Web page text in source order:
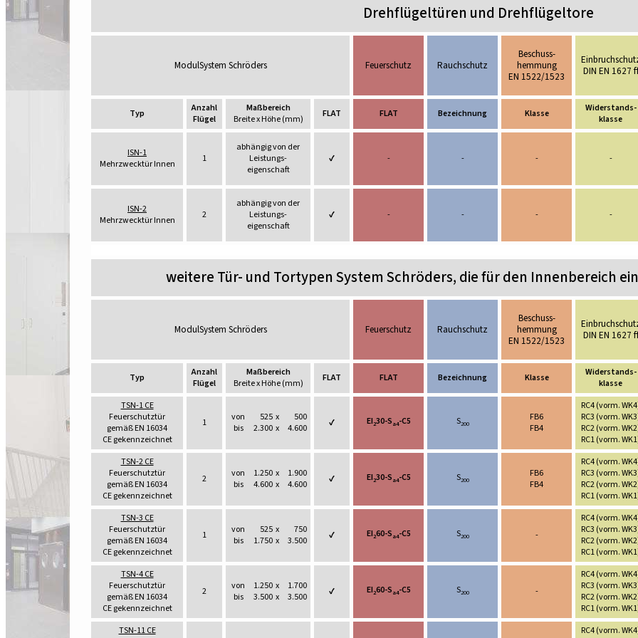
Drehflügeltüren und Drehflügeltore
ModulSystem Schröders Feuerschutz Rauchschutz
Beschuss­
hemmung
EN 1522/1523
DIN EN 1627 ff
Typ
Anzahl
Flügel
Maßbereich
Breite x Höhe (mm)
FLAT FLAT Bezeichnung Klasse
Widerstands-
klasse
ISN-1
Mehrzwecktür Innen
1
abhängig von der
Leistungs-
eigenschaft
✔ - - - -
ISN-2
Mehrzwecktür Innen
2
abhängig von der
Leistungs-
eigenschaft
✔ - - - -
weitere Tür- und Tortypen System Schröders, die für den Innenbereich
ModulSystem Schröders Feuerschutz Rauchschutz
Beschuss­
hemmung
EN 1522/1523
DIN EN 1627 ff
Typ
Anzahl
Flügel
Maßbereich
Breite x Höhe (mm)
FLAT FLAT Bezeichnung Klasse
Widerstands-
klasse
TSN-1 CE
Feuerschutztür
gemäß EN 16034
CE gekennzeichnet
1 von 525 x
500
bis
2.300 x 4.600 ✔ EI230-Sa4-C5 S200
FB6
FB4
RC4 (vorm.
RC3 (vorm.
RC2 (vorm.
RC1 (vorm.
TSN-2 CE
Feuerschutztür
gemäß EN 16034
CE gekennzeichnet
2 von 1.250 x
1.900
bis
4.600 x 4.600 ✔ EI230-Sa4-C5 S200
FB6
FB4
RC4 (vorm.
RC3 (vorm.
RC2 (vorm.
RC1 (vorm.
TSN-3 CE
Feuerschutztür
gemäß EN 16034
CE gekennzeichnet
1 von 525 x
750
bis
1.750 x 3.500 ✔ EI260-Sa4-C5 S200 -
RC4 (vorm.
RC3 (vorm.
RC2 (vorm.
RC1 (vorm.
TSN-4 CE
Feuerschutztür
gemäß EN 16034
CE gekennzeichnet
2 von 1.250 x
1.700
bis
3.500 x 3.500 ✔ EI260-Sa4-C5 S200 -
RC4 (vorm.
RC3 (vorm.
RC2 (vorm.
RC1 (vorm.
TSN-11 CE
RC4 (vorm.